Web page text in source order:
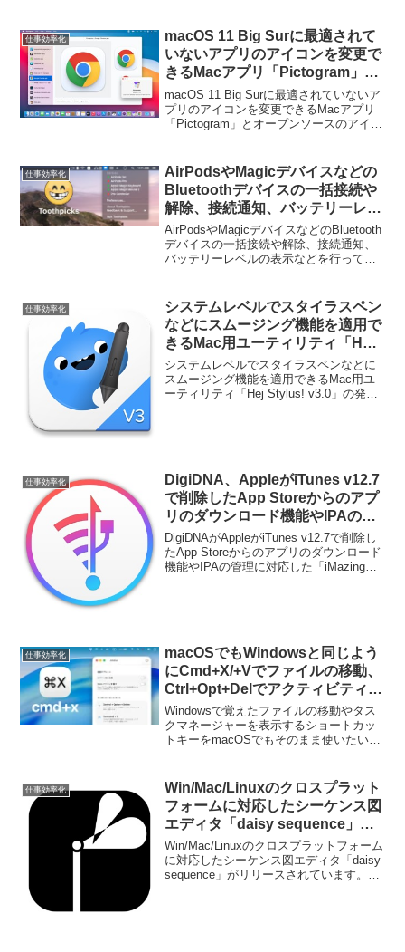
仕事効率化
macOS 11 Big Surに最適されて
いないアプリのアイコンを変更で
きるMacアプリ「Pictogram」と
オープンソースのアイコンライブ
ラリ「macOSicons .com」が公
開。
macOS 11 Big Surに最適されていないア
プリのアイコンを変更できるMacアプリ
「Pictogram」とオープンソースのアイコ
仕事効率化
AirPodsやMagicデバイスなどの
Bluetoothデバイスの一括接続や
解除、接続通知、バッテリーレベ
ルの表示などを行ってくれるMac
用メニューバーユーティリティ
「Toothpicks」が無料に。
AirPodsやMagicデバイスなどのBluetooth
デバイスの一括接続や解除、接続通知、
バッテリーレベルの表示などを行ってく
詳細は以下から。
仕事効率化
システムレベルでスタイラスペン
などにスムージング機能を適用で
きるMac用ユーティリティ「Hej
Stylus! v3.0」が発売開始。
システムレベルでスタイラスペンなどに
スムージング機能を適用できるMac用ユ
ーティリティ「Hej Stylus! v3.0」の発売
仕事効率化
DigiDNA、AppleがiTunes v12.7
で削除したApp Storeからのアプ
リのダウンロード機能やIPAの管
理に対応した「iMazing v2.5」を
リリース。
DigiDNAがAppleがiTunes v12.7で削除し
たApp Storeからのアプリのダウンロード
機能やIPAの管理に対応した「iMazing
仕事効率化
macOSでもWindowsと同じよう
にCmd+X/+Vでファイルの移動、
Ctrl+Opt+Delでアクティビティモ
ニタを表示できるようにするアプ
リ「cmd+x」がリリース。
Windowsで覚えたファイルの移動やタス
クマネージャーを表示するショートカッ
トキーをmacOSでもそのまま使いたいと
えるようにしてくれるユーティリティ
「cmd+x」が新たにリリースされていま
す。
仕事効率化
Win/Mac/Linuxのクロスプラット
フォームに対応したシーケンス図
エディタ「daisy sequence」が
リリース。
Win/Mac/Linuxのクロスプラットフォーム
に対応したシーケンス図エディタ「daisy
sequence」がリリースされています。詳